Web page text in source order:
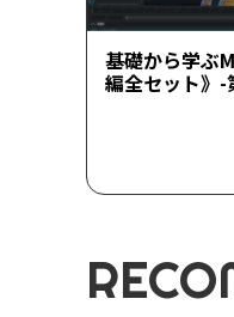
基礎から学ぶ
編全セット》-